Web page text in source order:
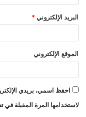
البريد الإلكتروني *
الموقع الإلكتروني
احفظ اسمي، بريدي
لاستخدامها المرة المقبلة في